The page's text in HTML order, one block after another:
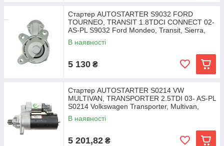
Стартер AUTOSTARTER S9032 FORD
TOURNEO, TRANSIT 1.8TDCI CONNECT 02-
AS-PL S9032 Ford Mondeo, Transit, Sierra,
Fiesta, Connect
В наявності
5 130 ₴
Стартер AUTOSTARTER S0214 VW
MULTIVAN, TRANSPORTER 2.5TDI 03- AS-PL
S0214 Volkswagen Transporter, Multivan,
Tiguan 02M911023Q,
В наявності
5 201,82 ₴